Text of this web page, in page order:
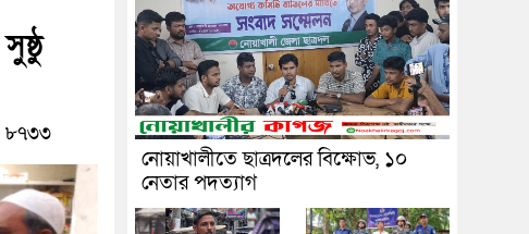
৮৭৩৩
নোয়াখালীতে ছাত্রদলের বিক্ষোভ, ১০
নেতার পদত্যাগ